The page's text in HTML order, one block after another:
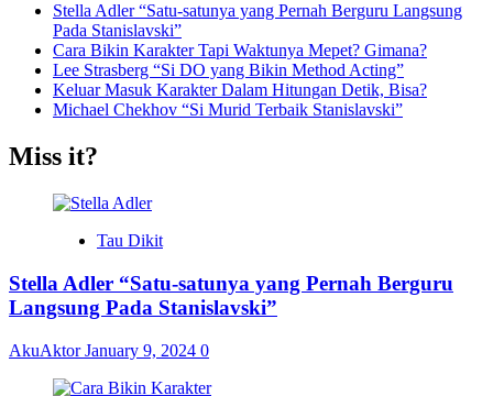
Stella Adler “Satu-satunya yang Pernah Berguru Langsung
Pada Stanislavski”
Cara Bikin Karakter Tapi Waktunya Mepet? Gimana?
Lee Strasberg “Si DO yang Bikin Method Acting”
Keluar Masuk Karakter Dalam Hitungan Detik, Bisa?
Michael Chekhov “Si Murid Terbaik Stanislavski”
Miss it?
Tau Dikit
Stella Adler “Satu-satunya yang Pernah Berguru
Langsung Pada Stanislavski”
AkuAktorJanuary 9, 2024 0